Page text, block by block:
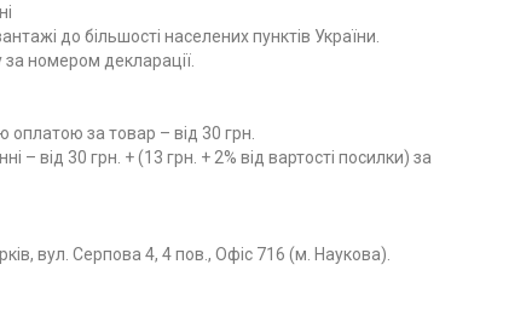
до більшості населених пунктів України.
номером декларації.
за товар – від 30 грн.
– від 30 грн. + (13 грн. + 2% від вартості посилки) за
вул. Серпова 4, 4 пов., Офіс 716 (м. Наукова).